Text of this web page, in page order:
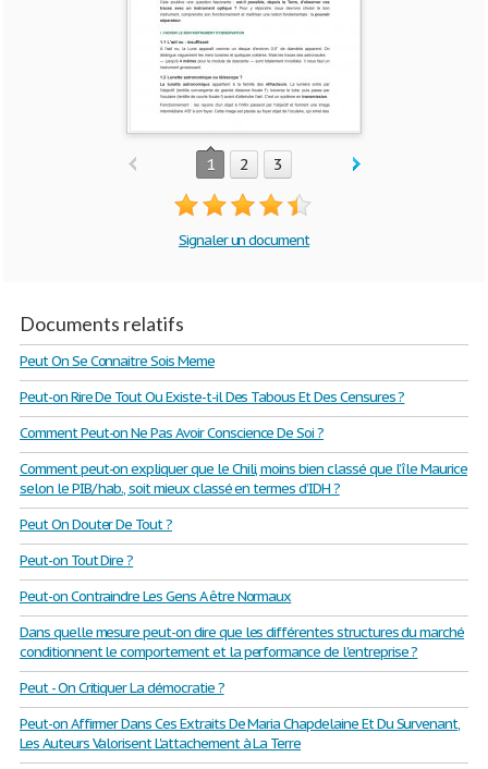
1 2 3
Signaler un document
Documents relatifs
Peut On Se Connaitre Sois Meme
Peut-on Rire De Tout Ou Existe-t-il Des Tabous Et Des Censures ?
Comment Peut-on Ne Pas Avoir Conscience De Soi ?
Comment peut-on expliquer que le Chili, moins bien classé que l’île Maurice
selon le PIB/ hab., soit mieux classé en termes d’IDH ?
Peut On Douter De Tout ?
Peut-on Tout Dire ?
Peut-on Contraindre Les Gens A être Normaux
Dans quelle mesure peut-on dire que les différentes structures du marché
conditionnent le comportement et la performance de l'entreprise ?
Peut - On Critiquer La démocratie ?
Peut-on Affirmer Dans Ces Extraits De Maria Chapdelaine Et Du Survenant,
Les Auteurs Valorisent L'attachement à La Terre